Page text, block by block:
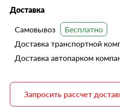
Доставка
Самовывоз
Доставка транспортной
Доставка автопарком
Запросить рассчет